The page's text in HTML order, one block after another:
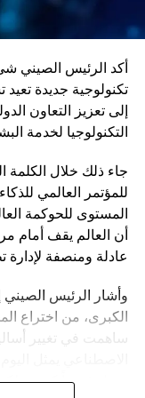
أكد الرئيس الصيني
تكنولوجية جديدة تعيد
إلى تعزيز التعاون
التكنولوجيا لخدمة
جاء ذلك خلال الكلمة
المستوى للحوكمة
أن العالم يقف أمام
عادلة ومنصفة لإدارة
وأشار الرئيس الصيني
الكبرى، من اختراع
ساهمت في تغيير
تحمل فرصاً كبيرة،